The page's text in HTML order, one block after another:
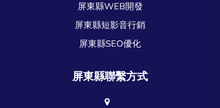
屏東縣WEB開發
屏東縣短影音行銷
屏東縣SEO優化
屏東縣聯繫方式